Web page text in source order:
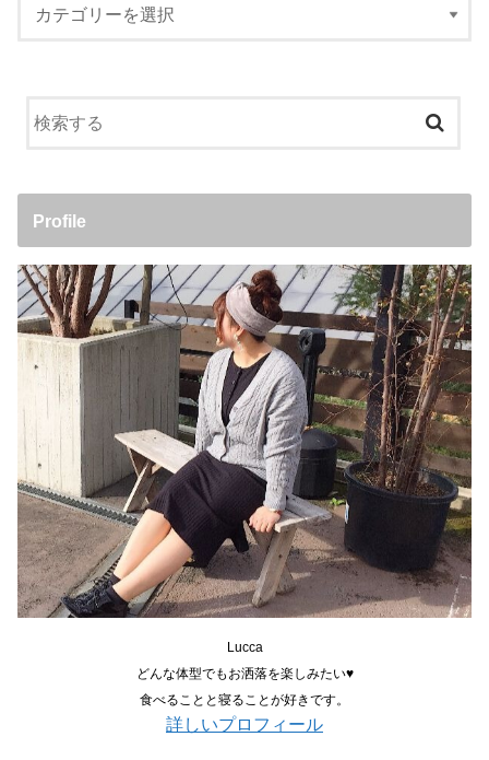
Profile
Lucca
どんな体型でもお洒落を楽しみたい♥
食べることと寝ることが好きです。
詳しいプロフィール